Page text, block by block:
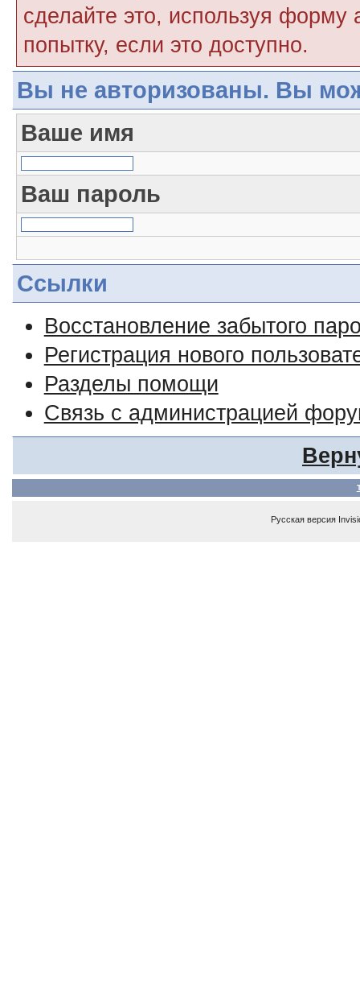
сделайте это, используя форму
попытку, если это доступно.
Вы не авторизованы. Вы
Ваше имя
Ваш пароль
Ссылки
Восстановление забытого
Регистрация нового
Разделы помощи
Связь с администрацией
Русская версия